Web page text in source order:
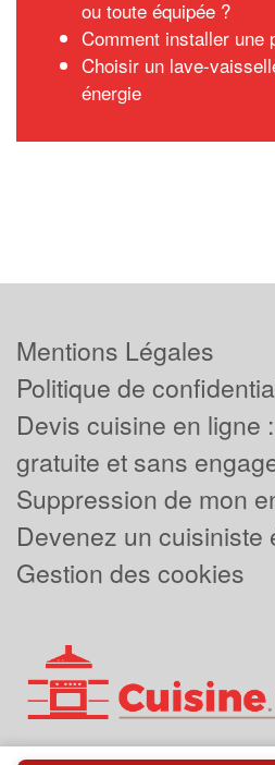
ou toute équipée ?
Comment installer une
Choisir un lave-
énergie
Mentions Légales
Politique de
Devis cuisine en ligne
gratuite et sans
Suppression de mon
Devenez un cuisiniste
Gestion des cookies